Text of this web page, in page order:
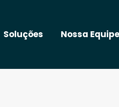
Soluções Nossa Equipe